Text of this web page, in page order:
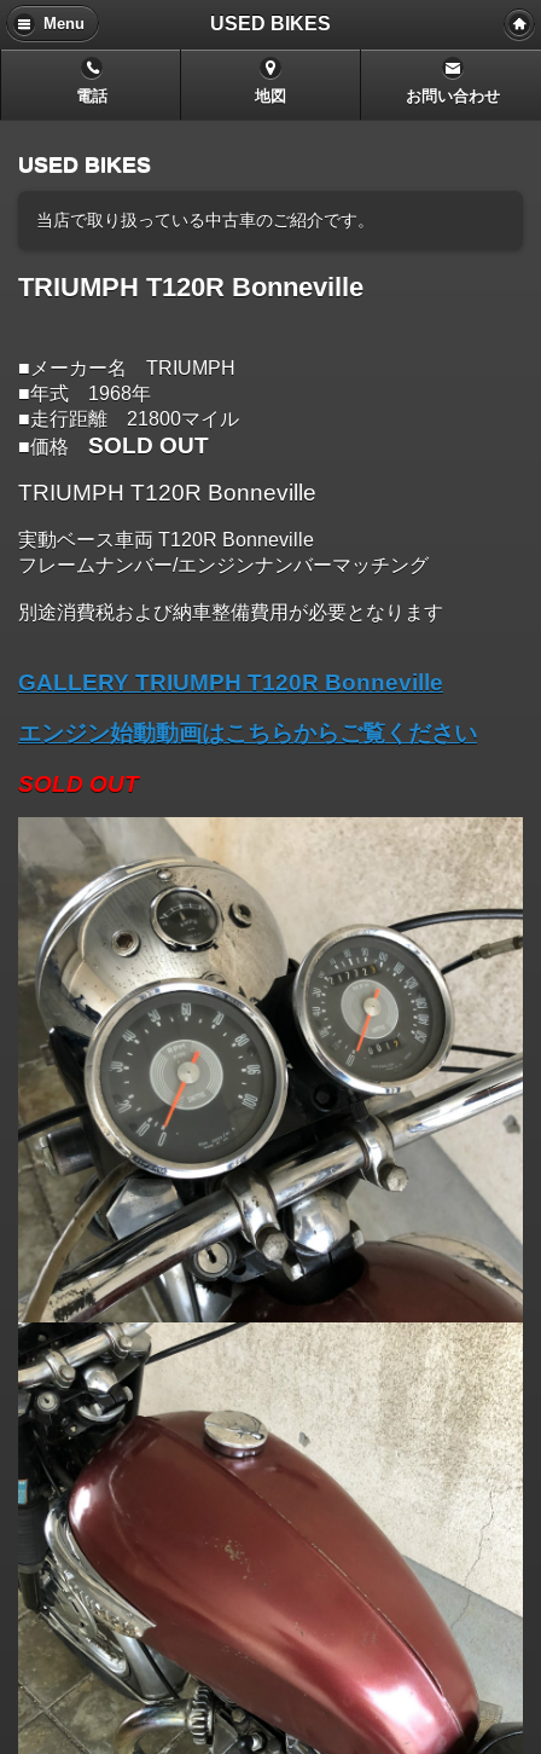
Menu USED BIKES
電話 地図 お問い合わせ
USED BIKES
当店で取り扱っている中古車のご紹介です。
TRIUMPH T120R Bonneville
■メーカー名 TRIUMPH
■年式 1968年
■走行距離 21800マイル
■価格 SOLD OUT
TRIUMPH T120R Bonneville
実動ベース車両 T120R Bonneville
フレームナンバー/エンジンナンバーマッチング
別途消費税および納車整備費用が必要となります
GALLERY TRIUMPH T120R Bonneville
エンジン始動動画はこちらからご覧ください
SOLD OUT